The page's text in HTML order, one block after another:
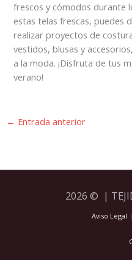
frescos y cómodos durante
estas telas frescas, puedes
realizar proyectos de
vestidos, blusas y
a la moda. ¡Disfruta de tus
verano!
← Entrada anterior
2026 © |
Aviso Legal |